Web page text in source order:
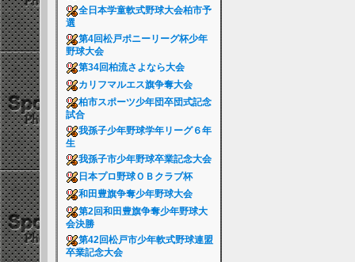
全日本学童軟式野球大会柏市予
選
第4回松戸ポニーリーグ杯少年
野球大会
第34回柏流さよなら大会
カリフマルエス旗争奪大会
柏市スポーツ少年団卒団式記念
試合
我孫子少年野球学年リーグ６年
生
我孫子市少年野球卒業記念大会
日本プロ野球ＯＢクラブ杯
和田豊旗争奪少年野球大会
第2回和田豊旗争奪少年野球大
会決勝
第42回松戸市少年軟式野球連盟
卒業記念大会